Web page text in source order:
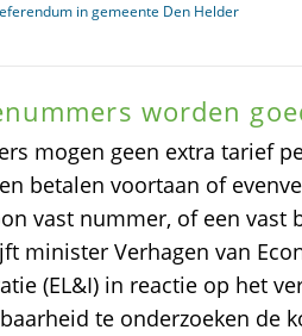
in gemeente Den Helder
worden
mogen geen extra tarief
betalen voortaan of
vast nummer, of een vast
minister Verhagen van
(EL&I) in reactie op het
te onderzoeken de